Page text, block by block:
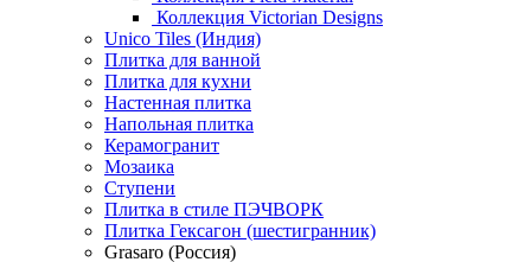
Коллекция Victorian Designs
Unico Tiles (Индия)
Плитка для ванной
Плитка для кухни
Настенная плитка
Напольная плитка
Керамогранит
Мозаика
Ступени
Плитка в стиле ПЭЧВОРК
Плитка Гексагон (шестигранник)
Grasaro (Россия)